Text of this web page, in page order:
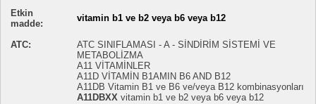
Etkin
madde:
vitamin b1 ve b2 veya b6 veya b12
ATC:
ATC SINIFLAMASI - A - SİNDİRİM SİSTEMİ VE
METABOLİZMA
A11 VİTAMİNLER
A11D VİTAMİN B1AMIN B6 AND B12
A11DB Vitamin B1 ve B6 ve/veya B12 kombinasyonları
A11DBXX vitamin b1 ve b2 veya b6 veya b12